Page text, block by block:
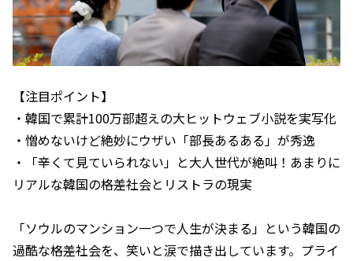
【注目ポイント】
・韓国で累計100万部超えの大ヒットウェブ小説を実写化
・憎めないけど絶妙にウザい「部長あるある」が秀逸
・「辛くて見ていられない」と大人世代が絶叫！あまりに
リアルな韓国の格差社会とリストラの現実
「ソウルのマンション一つで人生が決まる」という韓国の
過酷な格差社会を、笑いと涙で描き出しています。プライ